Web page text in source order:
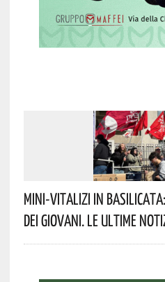
Mini-Vitalizi In
Dei Giovani. Le Ultime